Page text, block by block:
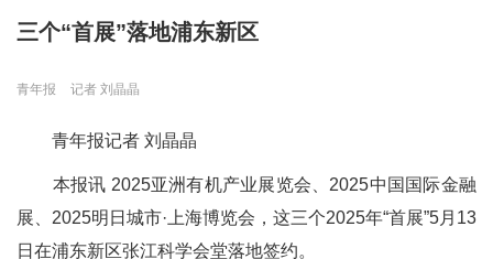
三个“首展”落地浦东新区
青年报 记者 刘晶晶
青年报记者 刘晶晶
本报讯 2025亚洲有机产业展览会、2025中国国际金融
展、2025明日城市·上海博览会，这三个2025年“首展”5月13
日在浦东新区张江科学会堂落地签约。